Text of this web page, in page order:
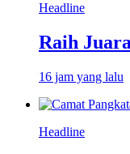
Headline
Raih
16 jam yang lalu
Headline